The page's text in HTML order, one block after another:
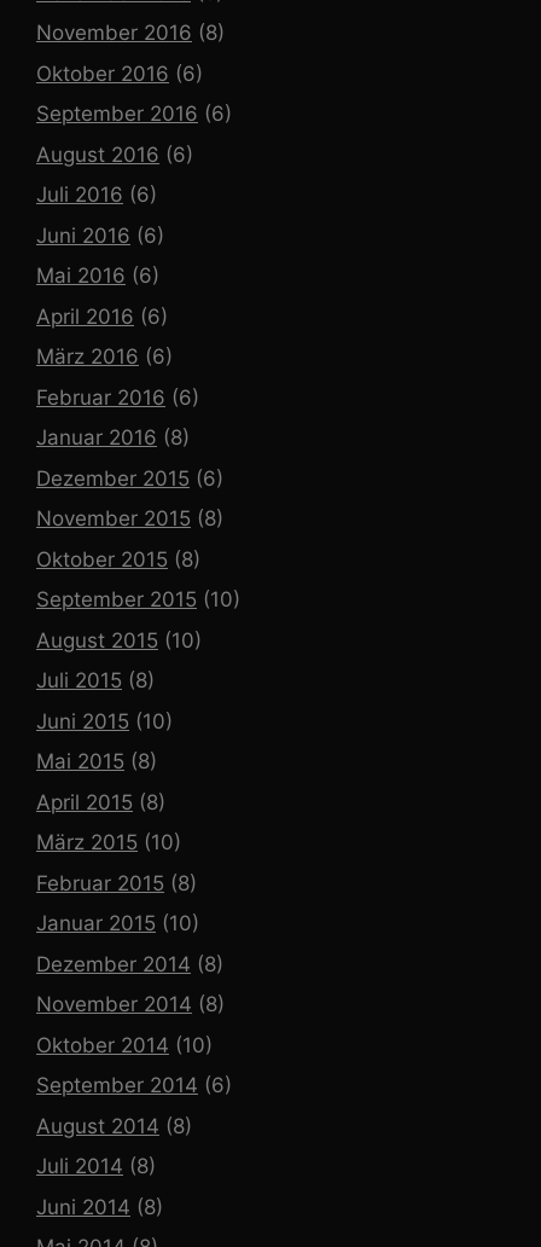
November 2016 (8)
Oktober 2016 (6)
September 2016 (6)
August 2016 (6)
Juli 2016 (6)
Juni 2016 (6)
Mai 2016 (6)
April 2016 (6)
März 2016 (6)
Februar 2016 (6)
Januar 2016 (8)
Dezember 2015 (6)
November 2015 (8)
Oktober 2015 (8)
September 2015 (10)
August 2015 (10)
Juli 2015 (8)
Juni 2015 (10)
Mai 2015 (8)
April 2015 (8)
März 2015 (10)
Februar 2015 (8)
Januar 2015 (10)
Dezember 2014 (8)
November 2014 (8)
Oktober 2014 (10)
September 2014 (6)
August 2014 (8)
Juli 2014 (8)
Juni 2014 (8)